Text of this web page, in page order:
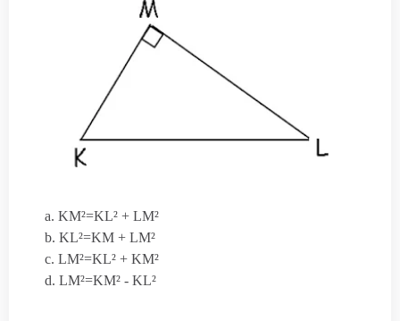
a. KM²=KL² + LM²
b. KL²=KM + LM²
c. LM²=KL² + KM²
d. LM²=KM² - KL²